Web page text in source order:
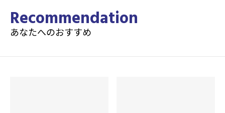
Recommendation
あなたへのおすすめ